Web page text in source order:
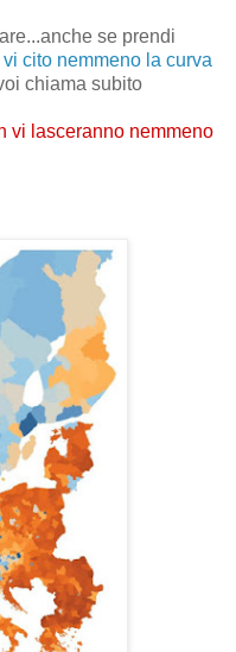
se prendi
cito nemmeno la curva
chiama subito
vi lasceranno nemmeno